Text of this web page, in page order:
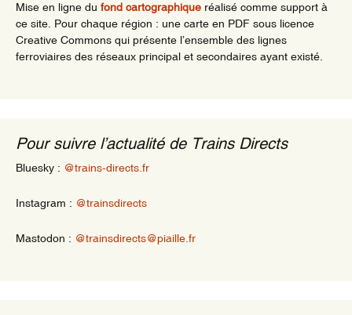
Mise en ligne du fond cartographique réalisé comme support à
ce site. Pour chaque région : une carte en PDF sous licence
Creative Commons qui présente l’ensemble des lignes
ferroviaires des réseaux principal et secondaires ayant existé.
Pour suivre l’actualité de Trains Directs
Bluesky : @trains-directs.fr
Instagram : @trainsdirects
Mastodon : @trainsdirects@piaille.fr